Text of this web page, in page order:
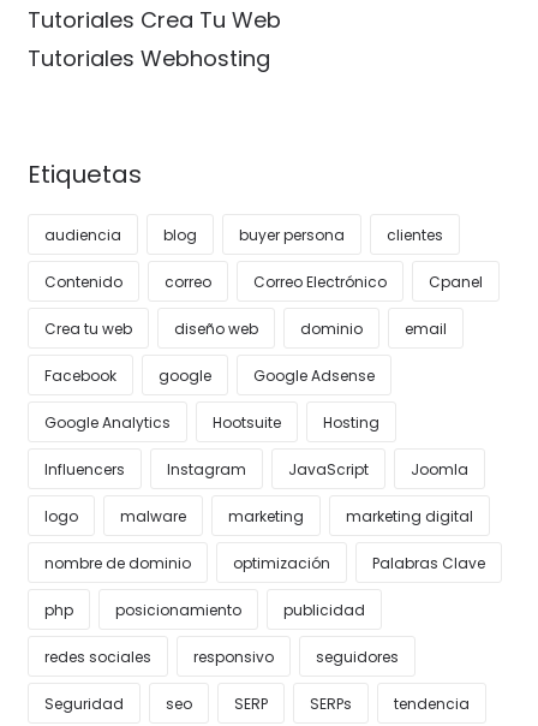
Tutoriales Crea Tu Web
Tutoriales Webhosting
Etiquetas
audiencia blog buyer persona clientes
Contenido correo Correo Electrónico Cpanel
Crea tu web diseño web dominio email
Facebook google Google Adsense
Google Analytics Hootsuite Hosting
Influencers Instagram JavaScript Joomla
logo malware marketing marketing digital
nombre de dominio optimización Palabras Clave
php posicionamiento publicidad
redes sociales responsivo seguidores
Seguridad seo SERP SERPs tendencia